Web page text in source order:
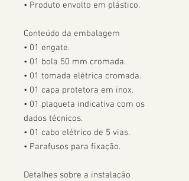
• Produto envolto em plástico.
Conteúdo da embalagem
• 01 engate.
• 01 bola 50 mm cromada.
• 01 tomada elétrica cromada.
• 01 capa protetora em inox.
• 01 plaqueta indicativa com os
dados técnicos.
• 01 cabo elétrico de 5 vias.
• Parafusos para fixação.
Detalhes sobre a instalação